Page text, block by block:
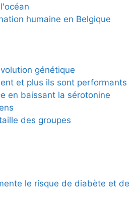
humaine en Belgique
génétique
et plus ils sont performants
en baissant la sérotonine
des groupes
le risque de diabète et de